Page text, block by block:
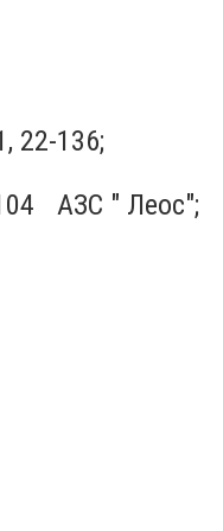
22-136;
АЗС " Леос";